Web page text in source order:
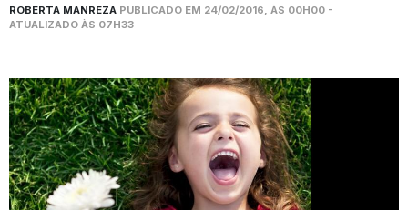
ROBERTA MANREZA PUBLICADO EM 24/02/2016, ÀS 00H00 -
ATUALIZADO ÀS 07H33